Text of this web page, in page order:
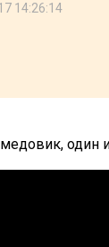
14:26:14
один